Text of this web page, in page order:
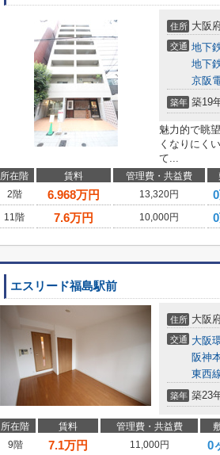
住所 大阪
交通 地下
地下
京阪
築年 築19
魅力的で眺
くなりにく
て...
所在階 賃料 管理費・共益費
2階
6.968万円 13,320円
11階
7.6万円 10,000円
エスリード福島駅前
住所 大阪
交通 大阪
阪神
東西
築年 築23
所在階 賃料 管理費・共益費
9階
7.1万円 11,000円 0